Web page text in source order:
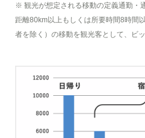
※ 観光が想定される移動の定義通勤・
距離80km以上もしくは所要時間8時間
者を除く）の移動を観光客として、ビ